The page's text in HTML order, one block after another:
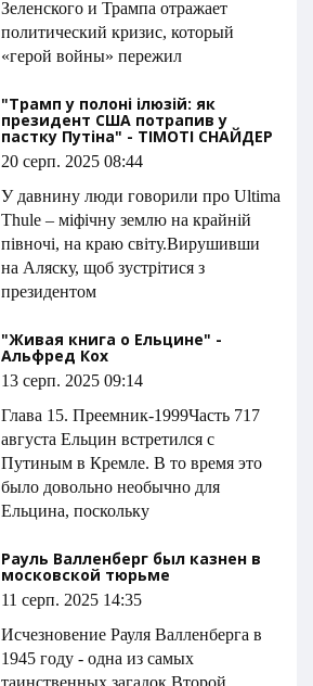
Зеленского и Трампа отражает
политический кризис, который
«герой войны» пережил
"Трамп у полоні ілюзій: як
президент США потрапив у
пастку Путіна" - ТІМОТІ СНАЙДЕР
20 серп. 2025 08:44
У давнину люди говорили про Ultima
Thule – міфічну землю на крайній
півночі, на краю світу.Вирушивши
на Аляску, щоб зустрітися з
президентом
"Живая книга о Ельцине" -
Альфред Кох
13 серп. 2025 09:14
Глава 15. Преемник-1999Часть 717
августа Ельцин встретился с
Путиным в Кремле. В то время это
было довольно необычно для
Ельцина, поскольку
Рауль Валленберг был казнен в
московской тюрьме
11 серп. 2025 14:35
Исчезновение Рауля Валленберга в
1945 году - одна из самых